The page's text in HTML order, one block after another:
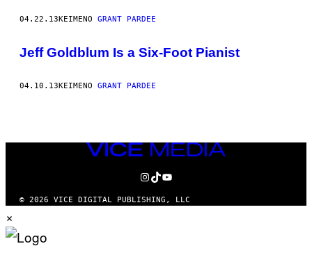
04.22.13ΚΕΊΜΕΝΟ GRANT PARDEE
Jeff Goldblum Is a Six-Foot Pianist
04.10.13ΚΕΊΜΕΝΟ GRANT PARDEE
VICE
MEDIA
INSTAGRAM
TIKTOK
YOUTUBE
© 2026 VICE DIGITAL PUBLISHING, LLC
×